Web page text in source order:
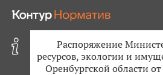
Распоряжение
ресурсов, экологии и
Оренбургской области